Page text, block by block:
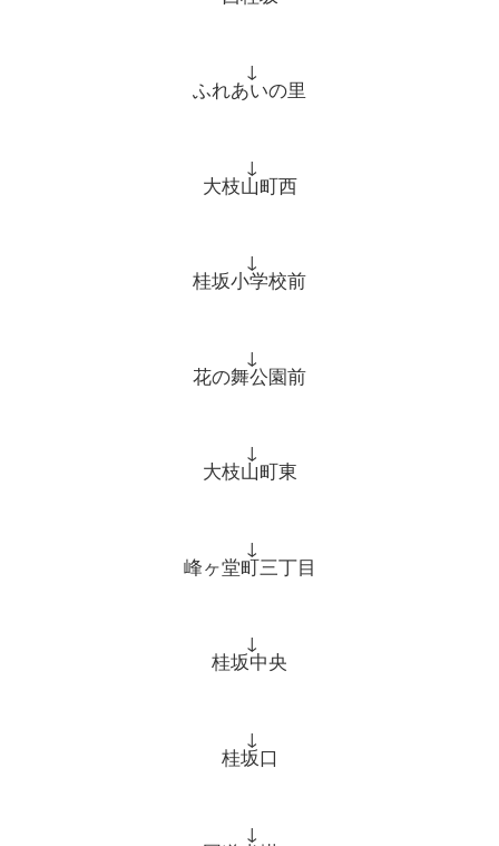
↓
ふれあいの里
↓
大枝山町西
↓
桂坂小学校前
↓
花の舞公園前
↓
大枝山町東
↓
峰ヶ堂町三丁目
↓
桂坂中央
↓
桂坂口
↓